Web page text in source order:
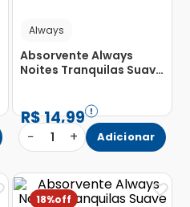
Always
Absorvente Always
Noites Tranquilas Suave
R$14,99
− 1 + Adicionar
18%